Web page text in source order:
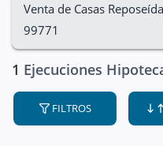
Venta de Casas
99771
1 Ejecuciones
FILTROS